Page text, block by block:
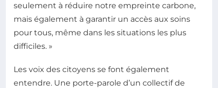
seulement à réduire notre empreinte carbone,
mais également à garantir un accès aux soins
pour tous, même dans les situations les plus
difficiles. »
Les voix des citoyens se font également
entendre. Une porte-parole d’un collectif de